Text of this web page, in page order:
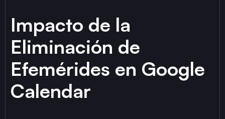
Impacto de la
Eliminación de
Efemérides en Google
Calendar